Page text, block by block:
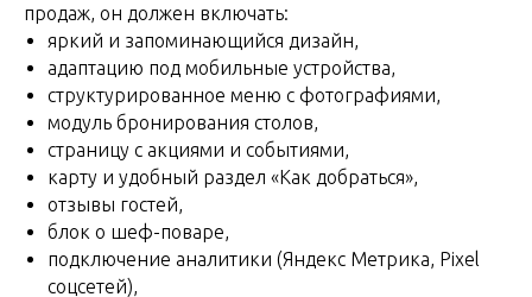
продаж, он должен включать:
яркий и запоминающийся дизайн,
адаптацию под мобильные устройства,
структурированное меню с фотографиями,
модуль бронирования столов,
страницу с акциями и событиями,
карту и удобный раздел «Как добраться»,
отзывы гостей,
блок о шеф-поваре,
подключение аналитики (Яндекс Метрика, Pixel
соцсетей),